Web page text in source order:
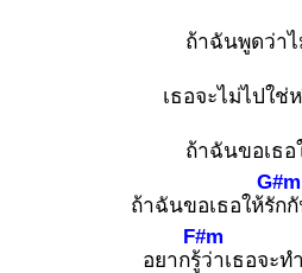
ถ้าฉันพูดว่าไ
เธอจะไม่ไปใช่
ถ้าฉันขอเธอ
ถ้าฉันขอเธอให้รัก
G#m
กั
อยากรู้ว่
F#m
าเธอจะท